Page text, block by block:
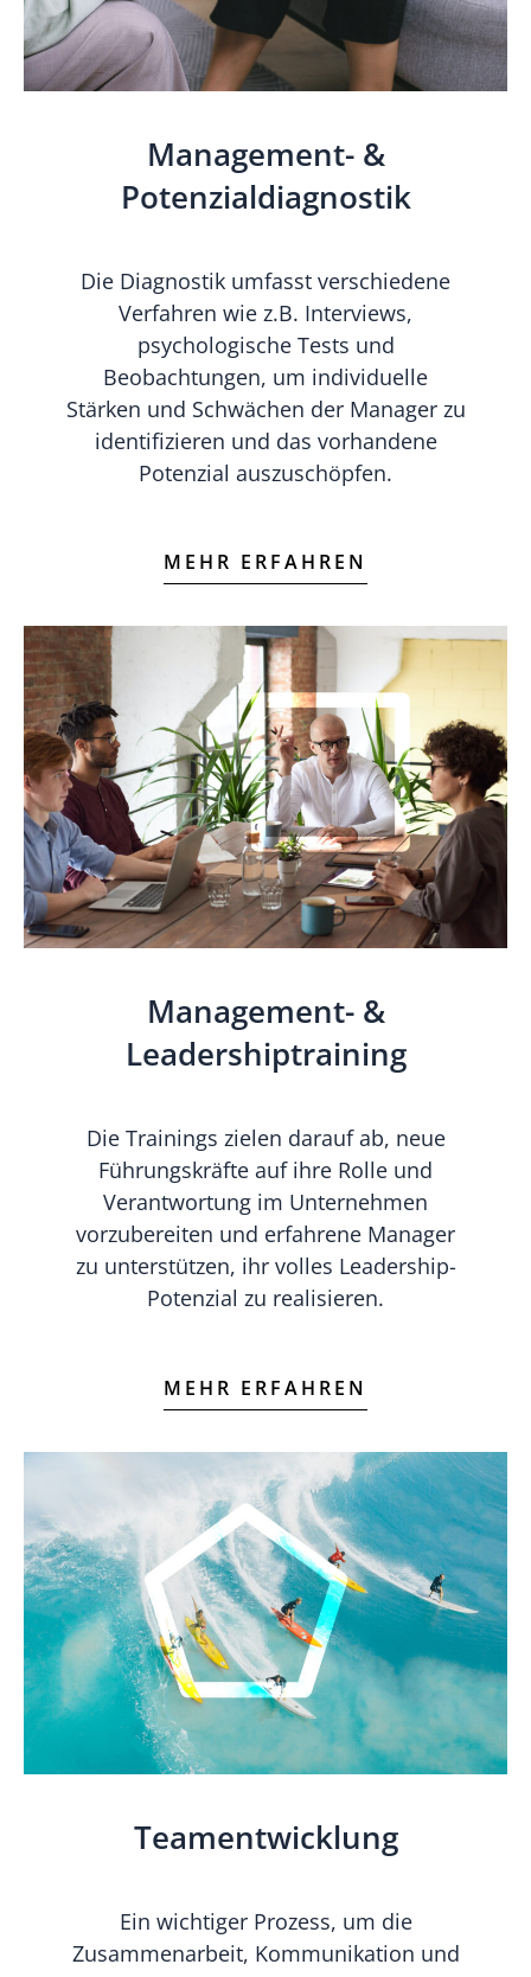
Management- &
Potenzialdiagnostik
Die Diagnostik umfasst verschiedene
Verfahren wie z.B. Interviews,
psychologische Tests und
Beobachtungen, um individuelle
Stärken und Schwächen der Manager zu
identifizieren und das vorhandene
Potenzial auszuschöpfen.
MEHR ERFAHREN
Management- &
Leadershiptraining
Die Trainings zielen darauf ab, neue
Führungskräfte auf ihre Rolle und
Verantwortung im Unternehmen
vorzubereiten und erfahrene Manager
zu unterstützen, ihr volles Leadership-
Potenzial zu realisieren.
MEHR ERFAHREN
Teamentwicklung
Ein wichtiger Prozess, um die
Zusammenarbeit, Kommunikation und